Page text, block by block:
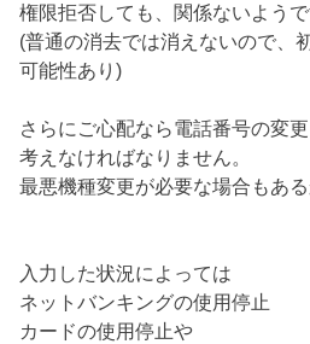
権限拒否しても、関係ないようで
(普通の消去では消えないので、
可能性あり)
さらにご心配なら電話番号の変
考えなければなりません。
最悪機種変更が必要な場合もあ
入力した状況によっては
ネットバンキングの使用停止
カードの使用停止や